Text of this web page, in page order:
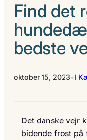
Find det
bedste
oktober 15, 2023•I
Det danske vejr
bidende frost på